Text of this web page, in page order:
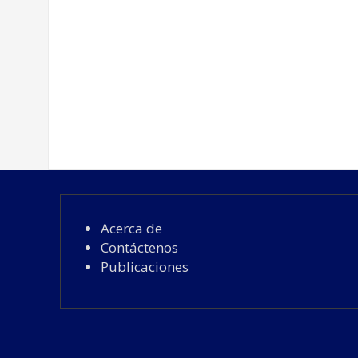
Acerca de
Contáctenos
Publicaciones